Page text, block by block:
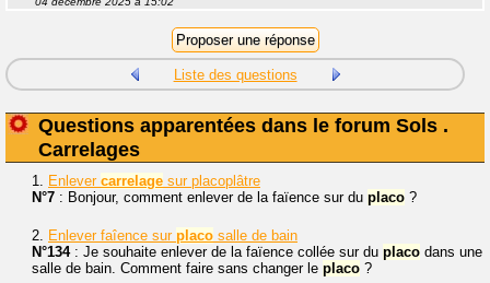
Liste des questions
Questions apparentées dans le forum Sols .
Carrelages
1. Enlever carrelage sur placoplâtre
N°7 : Bonjour, comment enlever de la faïence sur du placo ?
2. Enlever faîence sur placo salle de bain
N°134: Je souhaite enlever de la faïence collée sur du placo dans une
salle de bain. Comment faire sans changer le placo ?